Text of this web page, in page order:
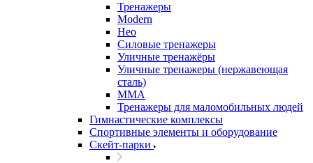
Тренажеры
Modern
Нео
Силовые тренажеры
Уличные тренажёры
Уличные тренажеры (нержавеющая
сталь)
ММА
Тренажеры для маломобильных людей
Гимнастические комплексы
Спортивные элементы и оборудование
Скейт-парки